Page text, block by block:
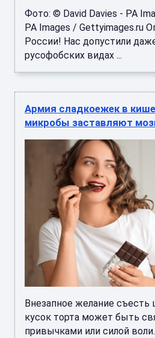
Фото: © David Davies - PA
PA Images / Gettyimages.ru
России! Нас допустили
русофобских видах ...
Армия сладкоежек в
микробы заставляют
Внезапное желание съесть
кусок торта может быть
привычками или силой